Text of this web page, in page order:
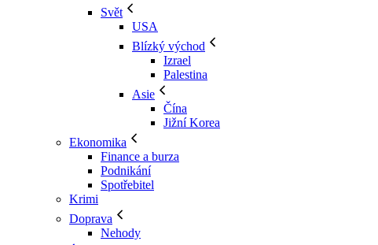
Svět
USA
Blízký východ
Izrael
Palestina
Asie
Čína
Jižní Korea
Ekonomika
Finance a burza
Podnikání
Spotřebitel
Krimi
Doprava
Nehody